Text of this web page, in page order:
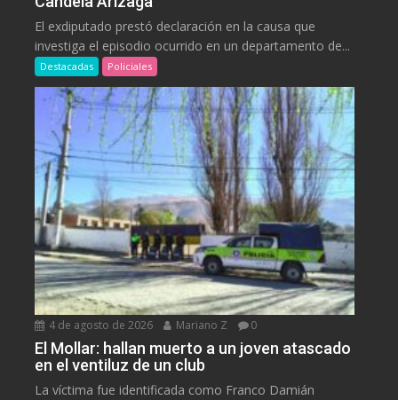
El exdiputado prestó declaración en la causa que
investiga el episodio ocurrido en un departamento de...
Destacadas Policiales
4 de agosto de 2026 Mariano Z 0
El Mollar: hallan muerto a un joven atascado
en el ventiluz de un club
La víctima fue identificada como Franco Damián